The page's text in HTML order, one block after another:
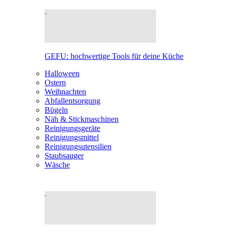
GEFU: hochwertige Tools für deine Küche
Halloween
Ostern
Weihnachten
Abfallentsorgung
Bügeln
Näh & Stickmaschinen
Reinigungsgeräte
Reinigungsmittel
Reinigungsutensilien
Staubsauger
Wäsche